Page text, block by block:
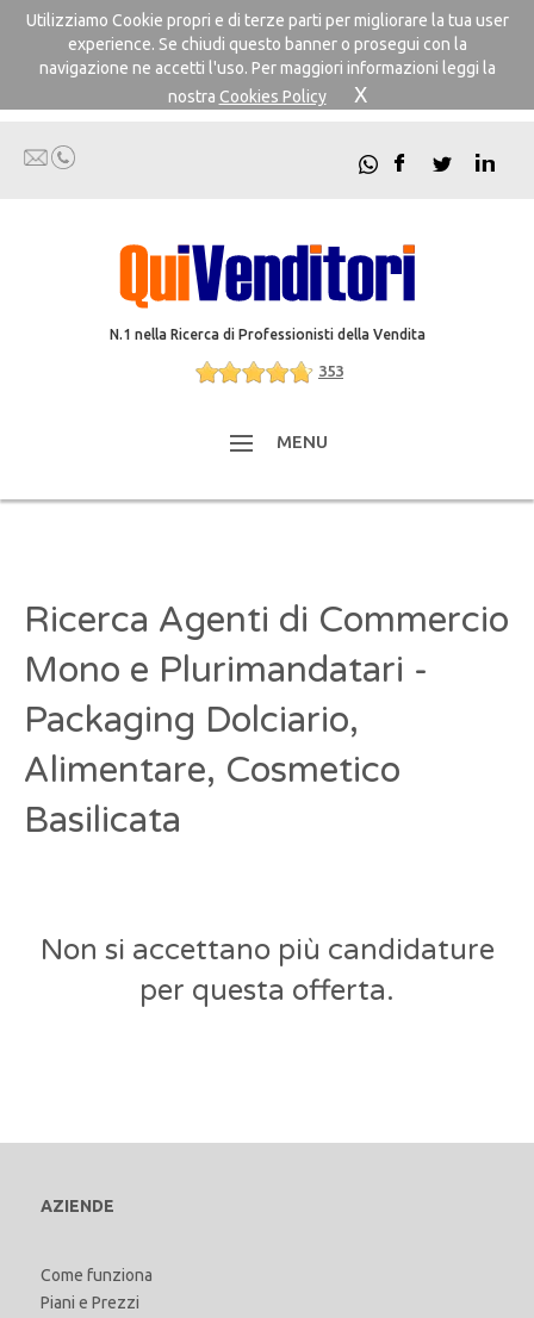
Utilizziamo Cookie propri e di terze parti per migliorare la tua user
experience. Se chiudi questo banner o prosegui con la
navigazione ne accetti l'uso. Per maggiori informazioni leggi la
nostra Cookies Policy X
N.1 nella Ricerca di Professionisti della Vendita
353
MENU
Ricerca Agenti di Commercio
Mono e Plurimandatari -
Packaging Dolciario,
Alimentare, Cosmetico
Basilicata
Non si accettano più candidature
per questa offerta.
AZIENDE
Come funziona
Piani e Prezzi